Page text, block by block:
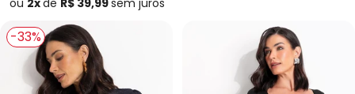
ou 2xde R$ 39,99sem juros
-33%